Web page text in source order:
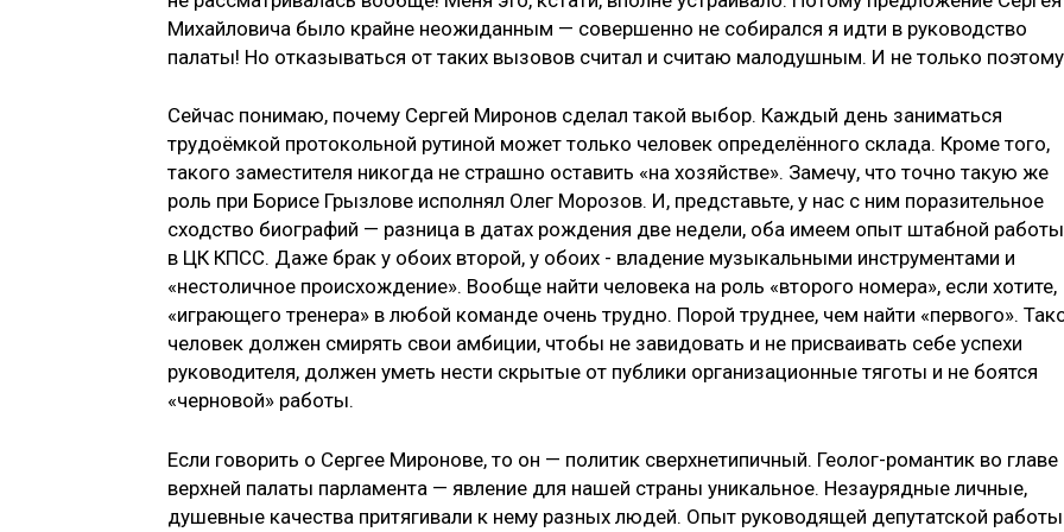
Михайловича было крайне неожиданным — совершенно не собирался я идти в руководство
палаты! Но отказываться от таких вызовов считал и считаю малодушным. И не только
Сейчас понимаю, почему Сергей Миронов сделал такой выбор. Каждый день заниматься
трудоёмкой протокольной рутиной может только человек определённого склада. Кроме того,
такого заместителя никогда не страшно оставить «на хозяйстве». Замечу, что точно такую же
роль при Борисе Грызлове исполнял Олег Морозов. И, представьте, у нас с ним поразительное
сходство биографий — разница в датах рождения две недели, оба имеем опыт штабной работы
в ЦК КПСС. Даже брак у обоих второй, у обоих - владение музыкальными инструментами и
«нестоличное происхождение». Вообще найти человека на роль «второго номера», если хотите,
«играющего тренера» в любой команде очень трудно. Порой труднее, чем найти «первого».
человек должен смирять свои амбиции, чтобы не завидовать и не присваивать себе успехи
руководителя, должен уметь нести скрытые от публики организационные тяготы и не боятся
«черновой» работы.
Если говорить о Сергее Миронове, то он — политик сверхнетипичный. Геолог-романтик во главе
верхней палаты парламента — явление для нашей страны уникальное. Незаурядные личные,
душевные качества притягивали к нему разных людей. Опыт руководящей депутатской